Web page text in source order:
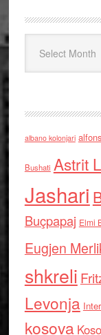
albano kolonjari
Bushati Astrit
Jashari
Buçpapaj Elmi
Eugjen
shkreli
Levonja
kosova